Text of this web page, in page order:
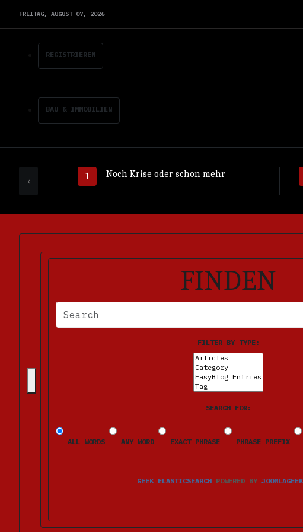
FREITAG, AUGUST 07, 2026
REGISTRIEREN
BAU & IMMOBILIEN
Noch Krise oder schon mehr
‹
FINDEN
BITTE FÜLLEN SIE DIE ERFORDERLICHEN FELDER AUS.
FILTER BY TYPE:
SEARCH FOR:
ALL WORDS ANY WORD EXACT PHRASE PHRASE PREFIX
GEEK ELASTICSEARCH POWERED BY